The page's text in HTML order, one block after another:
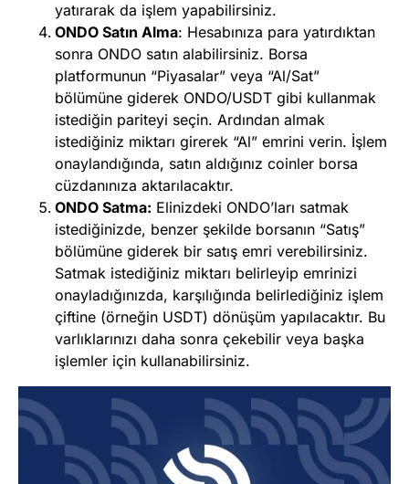
yatırarak da işlem yapabilirsiniz.
ONDO Satın Alma: Hesabınıza para yatırdıktan
sonra ONDO satın alabilirsiniz. Borsa
platformunun “Piyasalar” veya “Al/Sat”
bölümüne giderek ONDO/USDT gibi kullanmak
istediğin pariteyi seçin. Ardından almak
istediğiniz miktarı girerek “Al” emrini verin. İşlem
onaylandığında, satın aldığınız coinler borsa
cüzdanınıza aktarılacaktır.
ONDO Satma: Elinizdeki ONDO’ları satmak
istediğinizde, benzer şekilde borsanın “Satış”
bölümüne giderek bir satış emri verebilirsiniz.
Satmak istediğiniz miktarı belirleyip emrinizi
onayladığınızda, karşılığında belirlediğiniz işlem
çiftine (örneğin USDT) dönüşüm yapılacaktır. Bu
varlıklarınızı daha sonra çekebilir veya başka
işlemler için kullanabilirsiniz.